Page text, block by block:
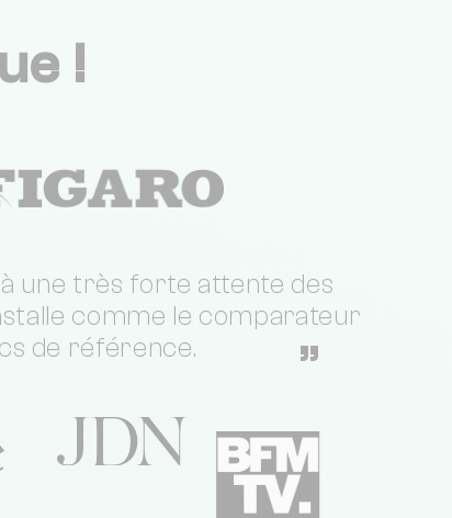
!
une très forte attente des
comme le comparateur
de référence.
”